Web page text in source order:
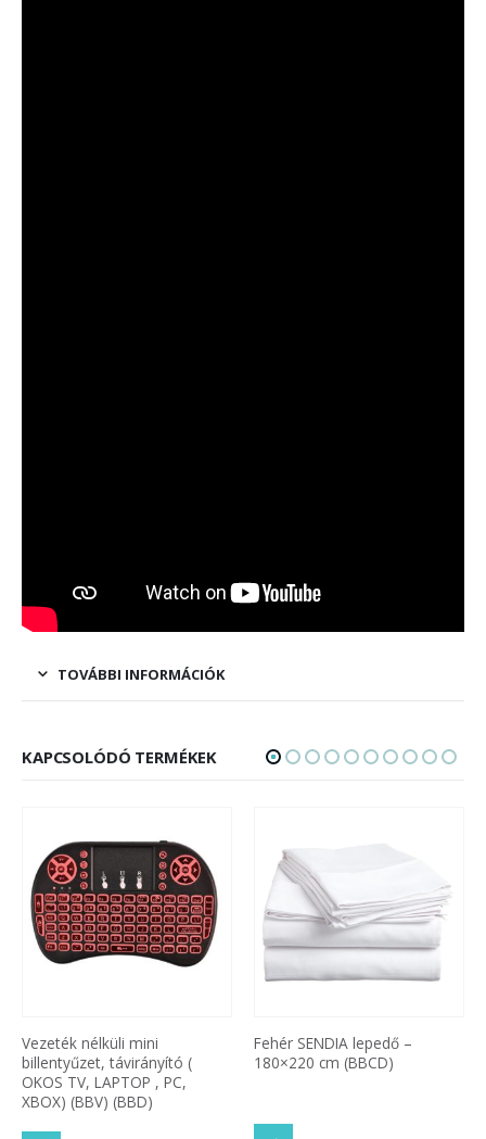
TOVÁBBI INFORMÁCIÓK
KAPCSOLÓDÓ TERMÉKEK
Fehér SENDIA lepedő –
180×220 cm (BBCD)
Kouvolsen KOS-17008
digitális személymérleg – LED